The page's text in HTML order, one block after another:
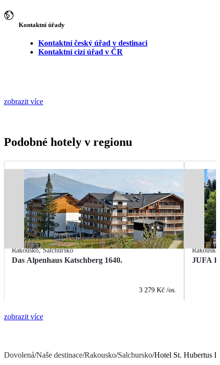
Kontaktní úřady
Kontaktní český úřad v destinaci
Kontaktní cizí úřad v ČR
zobrazit více
Podobné hotely v regionu
Rakousko,Salcbursko
Das Alpenhaus Katschberg 1640.
3 279 Kč /os.
Rakousko
JUFA
zobrazit více
Dovolená/Naše destinace/Rakousko/Salcbursko/Hotel St. Hubertus